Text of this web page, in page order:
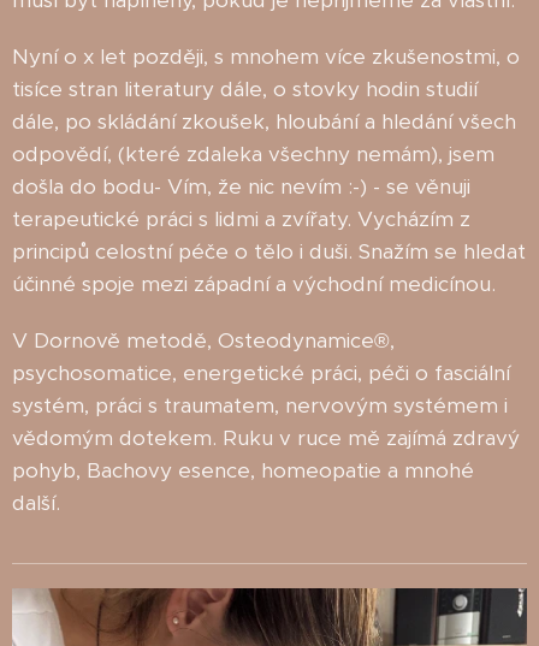
Nyní o x let později, s mnohem více zkušenostmi, o
tisíce stran literatury dále, o stovky hodin studií
dále, po skládání zkoušek, hloubání a hledání všech
odpovědí, (které zdaleka všechny nemám), jsem
došla do bodu- Vím, že nic nevím :-) - se věnuji
terapeutické práci s lidmi a zvířaty. Vycházím z
principů celostní péče o tělo i duši. Snažím se hledat
účinné spoje mezi západní a východní medicínou.
V Dornově metodě, Osteodynamice®,
psychosomatice, energetické práci, péči o fasciální
systém, práci s traumatem, nervovým systémem i
vědomým dotekem. Ruku v ruce mě zajímá zdravý
pohyb, Bachovy esence, homeopatie a mnohé
další.